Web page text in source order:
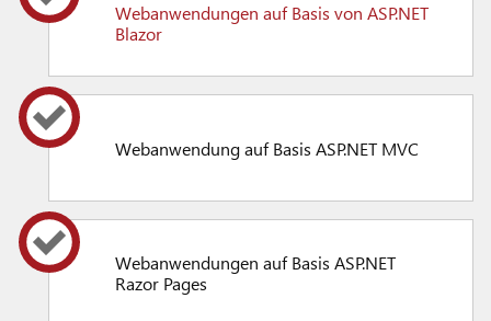
Webanwendungen auf Basis von ASP.NET
Blazor
Webanwendung auf Basis ASP.NET MVC
Webanwendungen auf Basis ASP.NET
Razor Pages